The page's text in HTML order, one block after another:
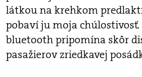
látkou na krehkom
pobaví ju moja
bluetooth pripomína skôr
pasažierov zriedkavej